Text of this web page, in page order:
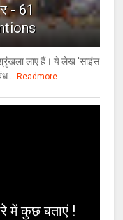
- 61
लाए हैं। ये लेख 'साइंस
Readmore
में कुछ बताएं !